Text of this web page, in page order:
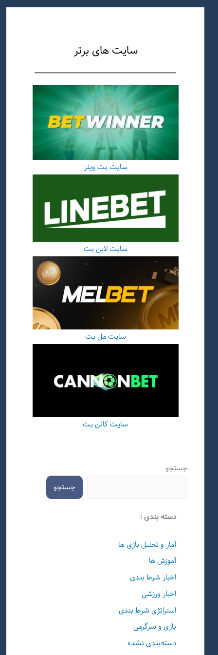
سایت های برتر
سایت بت وینر
سایت لاین بت
سایت مل بت
سایت کانن بت
جستجو
جستجو
دسته بندی :
آمار و تحلیل بازی ها
آموزش ها
اخبار شرط بندی
اخبار ورزشی
استراتژی شرط بندی
بازی و سرگرمی
دسته‌بندی نشده